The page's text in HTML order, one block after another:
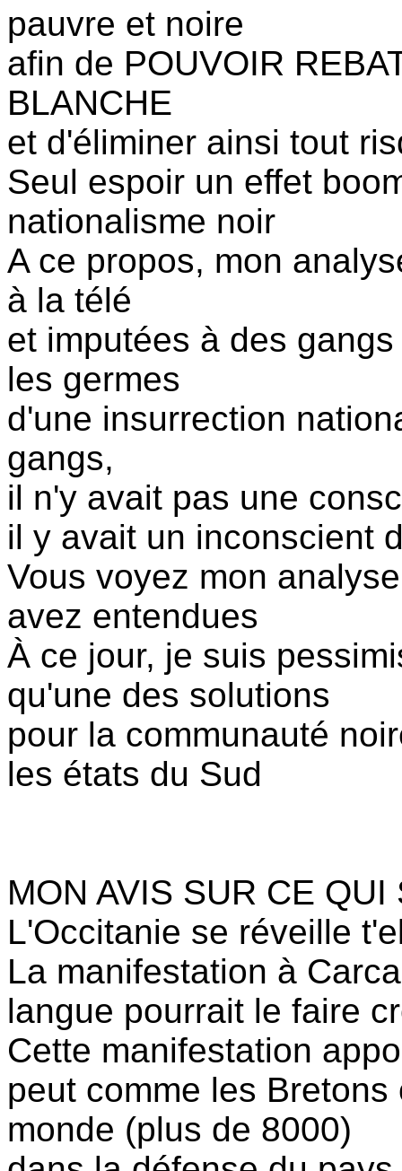
pauvre et noire
afin de POUVOIR
BLANCHE
et d'éliminer ainsi tout
Seul espoir un effet
nationalisme noir
A ce propos, mon
à la télé
et imputées à des
les germes
d'une insurrection
gangs,
il n'y avait pas une
il y avait un inconscient
Vous voyez mon
avez entendues
À ce jour, je suis
qu'une des solutions
pour la communauté
les états du Sud
MON AVIS SUR CE
L'Occitanie se réveille
La manifestation à
langue pourrait le faire
Cette manifestation
peut comme les
monde (plus de 8000)